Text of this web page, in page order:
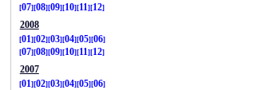
07 08 09 10 11
12
2008
01
02 03 04 05 06
07 08 09 10 11
12
2007
01
02 03 04 05 06